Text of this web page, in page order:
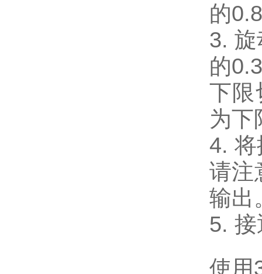
的
3.
的
下限
为下
4.
请
输出
5.
使用